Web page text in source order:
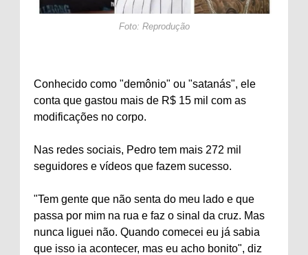
Foto: Reprodução
Conhecido como "demônio" ou "satanás", ele
conta que gastou mais de R$ 15 mil com as
modificações no corpo.
Nas redes sociais, Pedro tem mais 272 mil
seguidores e vídeos que fazem sucesso.
"Tem gente que não senta do meu lado e que
passa por mim na rua e faz o sinal da cruz. Mas
nunca liguei não. Quando comecei eu já sabia
que isso ia acontecer, mas eu acho bonito", diz